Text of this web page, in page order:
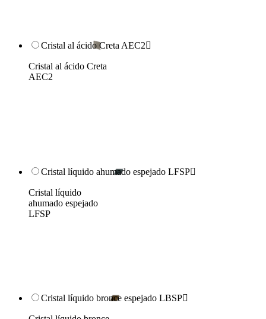
Cristal al ácido Creta AEC2
Cristal al ácido Creta
AEC2
Cristal líquido ahumado espejado LFSP
Cristal líquido
ahumado espejado
LFSP
Cristal líquido bronce espejado LBSP